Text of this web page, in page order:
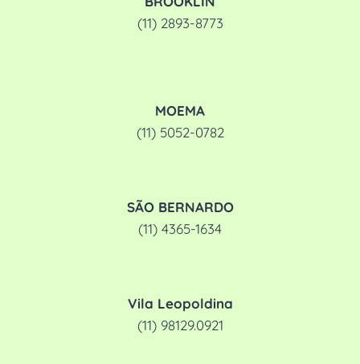
(11) 2893-8773
MOEMA
(11) 5052-0782
SÃO BERNARDO
(11) 4365-1634
Vila Leopoldina
(11) 98129.0921